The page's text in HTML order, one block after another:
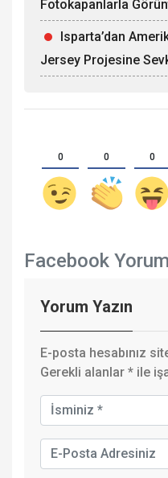
Fotokapanlarla
Isparta’dan
Jersey Projesine
0 0 0
Facebook Yorum
Yorum Yazın
E-posta hesabınız
Gerekli alanlar * ile